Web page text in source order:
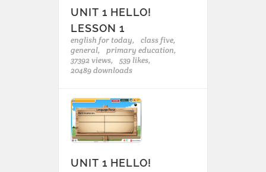
UNIT 1 HELLO!
LESSON 1
english for today,
class five,
general,
primary education,
37392 views,
539 likes,
20489 downloads
UNIT 1 HELLO!